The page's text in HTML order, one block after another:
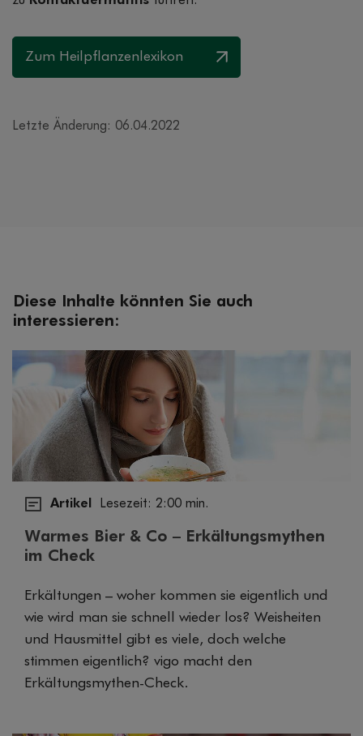
Zum Heilpflanzenlexikon
Letzte Änderung: 06.04.2022
Diese Inhalte könnten Sie auch
interessieren:
Artikel Lesezeit: 2:00 min.
Warmes Bier & Co – Erkältungsmythen
im Check
Erkältungen – woher kommen sie eigentlich und
wie wird man sie schnell wieder los? Weisheiten
und Hausmittel gibt es viele, doch welche
stimmen eigentlich? vigo macht den
Erkältungsmythen-Check.